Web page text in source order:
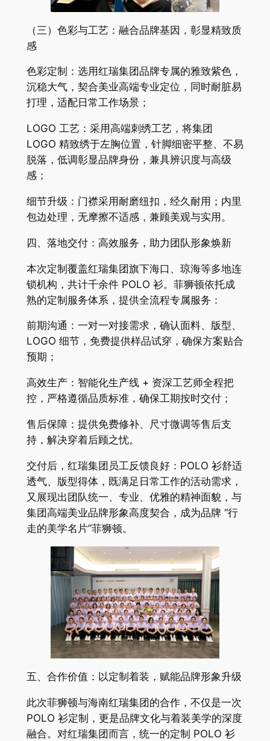
（三）色彩与工艺：融合品牌基因，彰显精致质
感
色彩定制：选用红瑞集团品牌专属的雅致紫色，
沉稳大气，契合美业高端专业定位，同时耐脏易
打理，适配日常工作场景；
LOGO 工艺：采用高端刺绣工艺，将集团
LOGO 精致绣于左胸位置，针脚细密平整、不易
脱落，低调彰显品牌身份，兼具辨识度与高级
感；
细节升级：门襟采用耐磨纽扣，经久耐用；内里
包边处理，无摩擦不适感，兼顾美观与实用。
四、落地交付：高效服务，助力团队形象焕新
本次定制覆盖红瑞集团旗下海口、琼海等多地连
锁机构，共计千余件 POLO 衫。菲狮顿依托成
熟的定制服务体系，提供全流程专属服务：
前期沟通：一对一对接需求，确认面料、版型、
LOGO 细节，免费提供样品试穿，确保方案贴合
预期；
高效生产：智能化生产线 + 资深工艺师全程把
控，严格遵循品质标准，确保工期按时交付；
售后保障：提供免费修补、尺寸微调等售后支
持，解决穿着后顾之忧。
交付后，红瑞集团员工反馈良好：POLO 衫舒适
透气、版型得体，既满足日常工作的活动需求，
又展现出团队统一、专业、优雅的精神面貌，与
集团高端美业品牌形象高度契合，成为品牌 “行
走的美学名片”菲狮顿。
五、合作价值：以定制着装，赋能品牌形象升级
此次菲狮顿与海南红瑞集团的合作，不仅是一次
POLO 衫定制，更是品牌文化与着装美学的深度
融合。对红瑞集团而言，统一的定制 POLO 衫